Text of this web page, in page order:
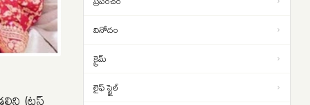
08:49
అవసరం
08:46
వినోదం ›
క్రైమ్ ›
లైఫ్ స్టైల్ ›